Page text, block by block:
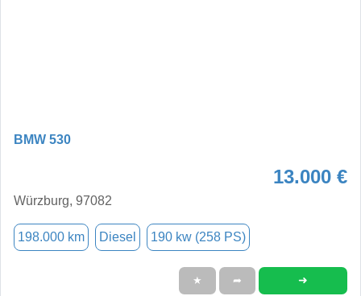
BMW 530
13.000 €
Würzburg, 97082
198.000 km Diesel 190 kw (258 PS)
★ ➦ ➜